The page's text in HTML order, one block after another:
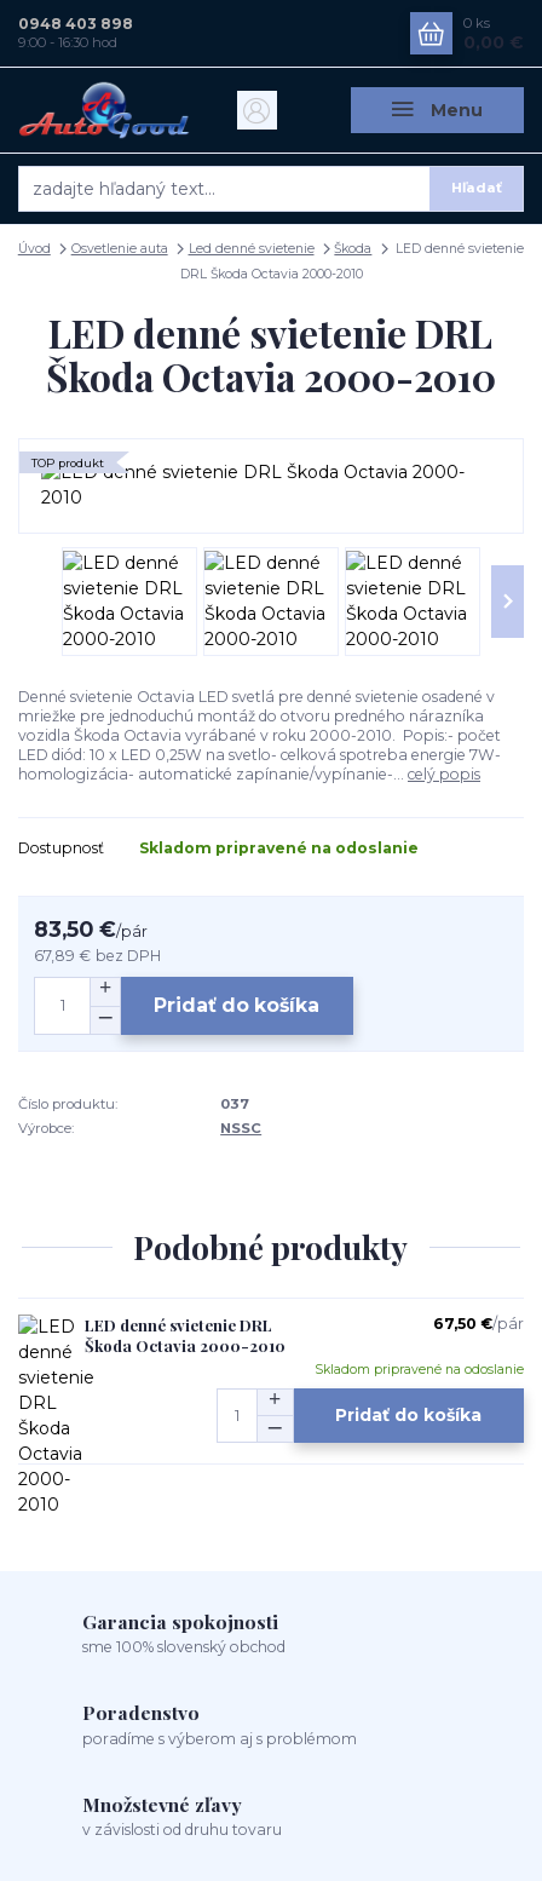
Menu
Hľadať
0948 403 898
9:00 - 16:30 hod
0 ks
0,00 €
Úvod Osvetlenie auta Led denné svietenie Škoda
LED denné svietenie
DRL Škoda Octavia 2000-2010
LED denné svietenie DRL
Škoda Octavia 2000-2010
TOP produkt
Denné svietenie Octavia LED svetlá pre denné svietenie osadené v
mriežke pre jednoduchú montáž do otvoru predného nárazníka
vozidla Škoda Octavia vyrábané v roku 2000-2010. Popis:- počet
LED diód: 10 x LED 0,25W na svetlo- celková spotreba energie 7W-
homologizácia- automatické zapínanie/vypínanie-... celý popis
Dostupnosť Skladom pripravené na odoslanie
83,50 €/pár
67,89 € bez DPH
Pridať do košíka
Číslo produktu:
037
Výrobce:
NSSC
Podobné produkty
LED denné svietenie DRL
Škoda Octavia 2000-2010
67,50 €/pár
Skladom pripravené na odoslanie
Pridať do košíka
Garancia spokojnosti
sme 100% slovenský obchod
Poradenstvo
poradíme s výberom aj s problémom
Množstevné zľavy
v závislosti od druhu tovaru